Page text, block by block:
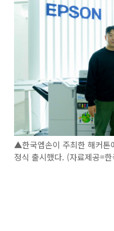
▲한국엡손이 주최한 해커톤
정식 출시했다. (자료제공=